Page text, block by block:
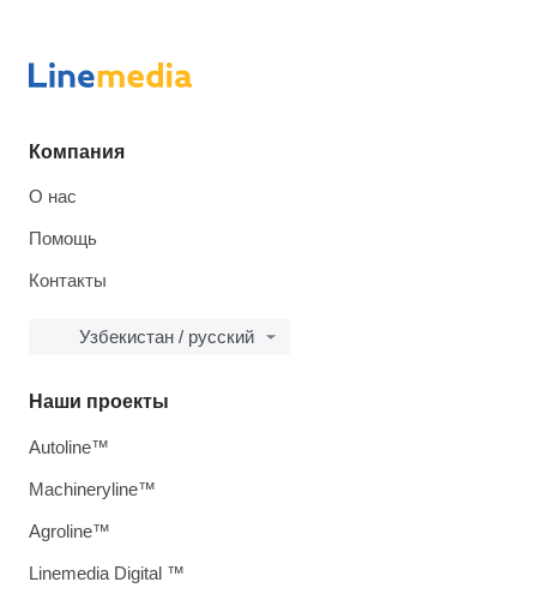
Компания
О нас
Помощь
Контакты
Узбекистан / русский
Наши проекты
Autoline™
Machineryline™
Agroline™
Linemedia Digital ™